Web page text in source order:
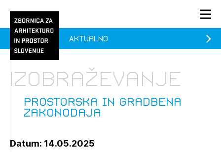
PRIJAVA
Članstvo
Praksa
1/1
Pozdravljeni
Prostorska in gradbena
zakonodaja
Izobraževanje
Aktualno
Datum: 14.05.2025
1/1
prijava
1/2
Prijava na novičnik
Novičnike. Označite svojo izbiro.